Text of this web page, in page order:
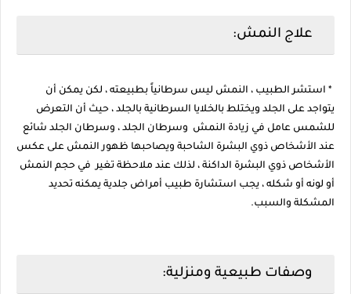
علاج النمش:
* استشر الطبيب ، النمش ليس سرطانياً بطبيعته ، لكن يمكن أن
يتواجد على الجلد ويختلط بالخلايا السرطانية بالجلد ، حيث أن التعرض
للشمس عامل في زيادة النمش وسرطان الجلد ، وسرطان الجلد شائع
عند الأشخاص ذوي البشرة الشاحبة ويصاحبها ظهور النمش على عكس
الأشخاص ذوي البشرة الداكنة ، لذلك عند ملاحظة تغير في حجم النمش
أو لونه أو شكله ، يجب استشارة طبيب أمراض جلدية يمكنه تحديد
المشكلة والسبب.
وصفات طبيعية ومنزلية: